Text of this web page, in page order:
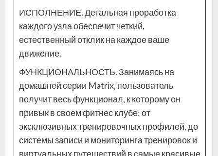
ИСПОЛНЕНИЕ. Детальная проработка
каждого узла обеспечит четкий,
естественный отклик на каждое ваше
движение.
ФУНКЦИОНАЛЬНОСТЬ. Занимаясь на
домашней серии Matrix, пользователь
получит весь функционал, к которому он
привык в своем фитнес клубе: от
эксклюзивных тренировочных профилей, до
системы записи и мониторинга тренировок и
виртуальных путешествий в самые красивые